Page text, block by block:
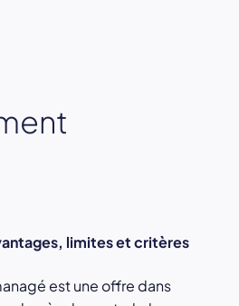
limites et critères
est une offre dans